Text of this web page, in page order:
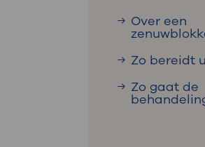
Over een
Zo bereidt
Zo gaat de